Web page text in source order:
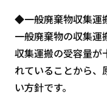
◆一般廃棄物収集運
一般廃棄物の収集運
収集運搬の受容量が
れていることから、
い方針です。